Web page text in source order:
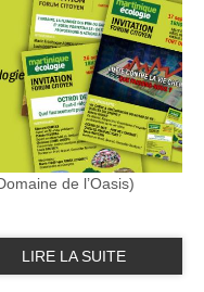
de l’Oasis)
LIRE LA SUITE